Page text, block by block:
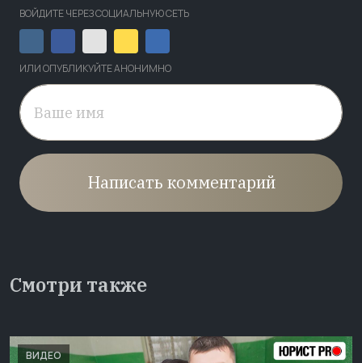
ВОЙДИТЕ ЧЕРЕЗ СОЦИАЛЬНУЮ СЕТЬ
ИЛИ ОПУБЛИКУЙТЕ АНОНИМНО
Написать комментарий
Смотри также
ВИДЕО